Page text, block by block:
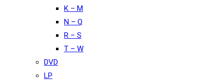
K – M
N – Q
R – S
T – W
DVD
LP